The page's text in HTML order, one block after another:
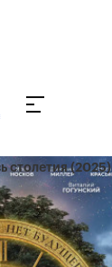
столетия (2025)